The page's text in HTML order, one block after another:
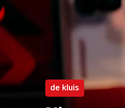
de kluis